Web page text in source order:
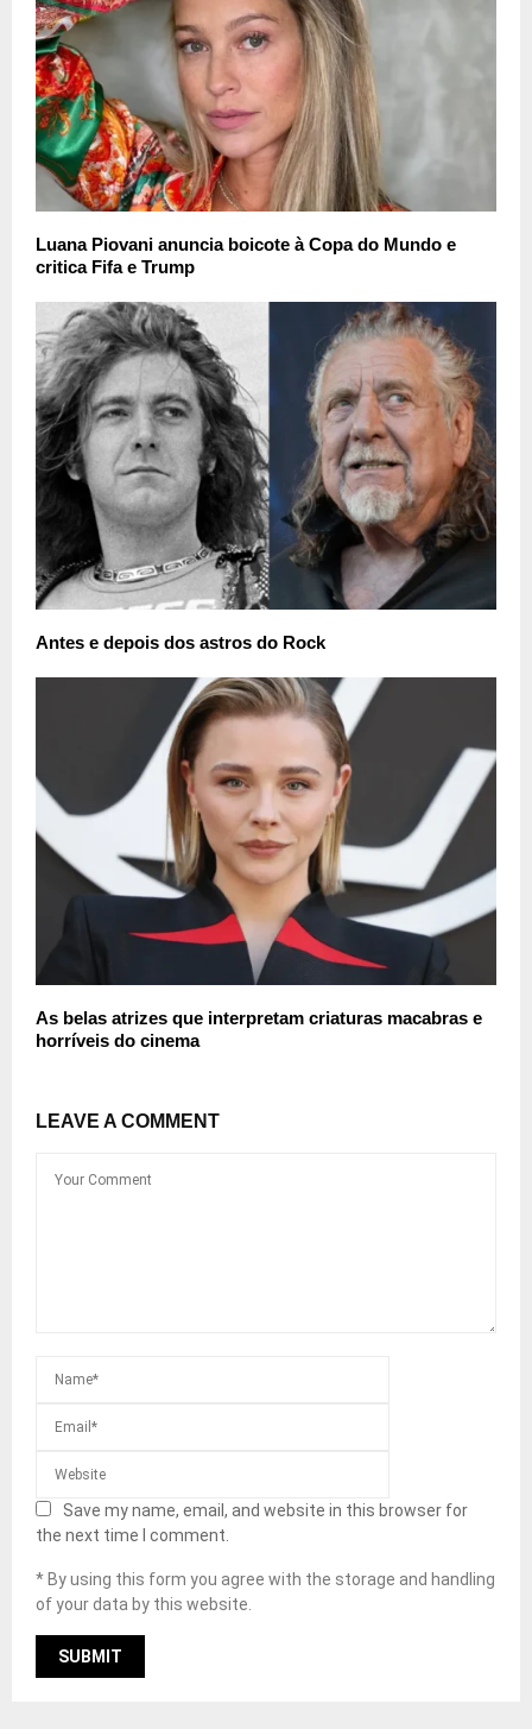
Luana Piovani anuncia boicote à Copa do Mundo e
critica Fifa e Trump
Antes e depois dos astros do Rock
As belas atrizes que interpretam criaturas macabras e
horríveis do cinema
LEAVE A COMMENT
Save my name, email, and website in this browser for
the next time I comment.
* By using this form you agree with the storage and handling
of your data by this website.